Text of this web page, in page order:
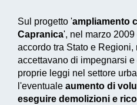
Sul progetto 'ampliamento
Capranica', nel marzo
accordo tra Stato e
accettavano di impegnarsi
proprie leggi nel settore
l'eventuale aumento di
eseguire demolizioni e